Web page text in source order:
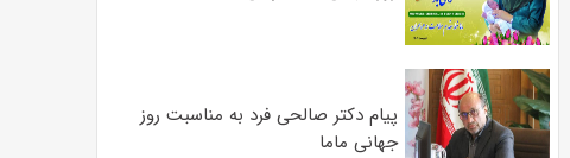
پیام دکتر صالحی فرد به مناسبت روز
جهانی ماما